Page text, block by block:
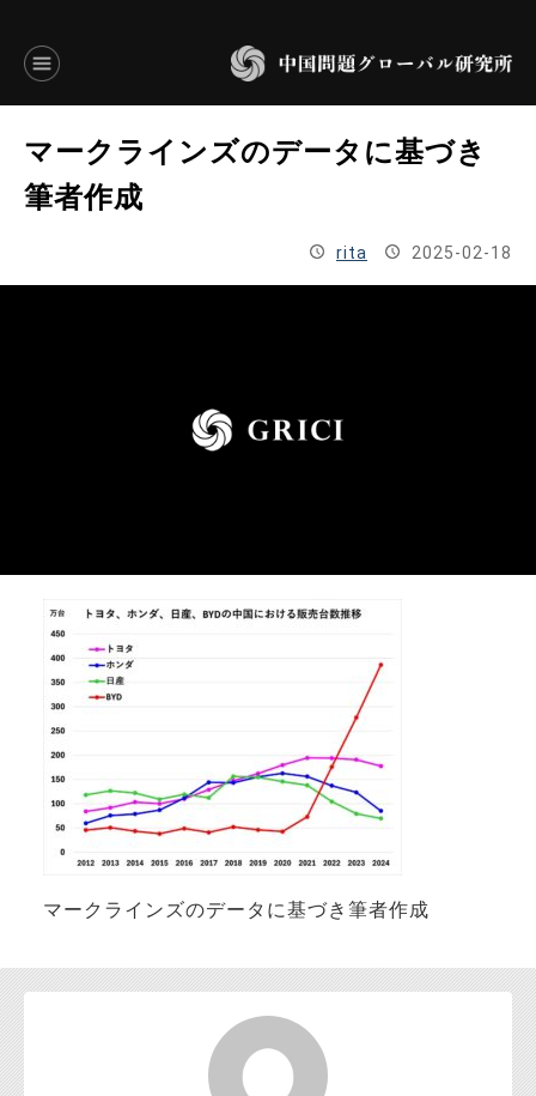
ENGLISH
お問い合わせ
マークラインズのデータに基づき
筆者作成
rita 2025-02-18
マークラインズのデータに基づき筆者作成